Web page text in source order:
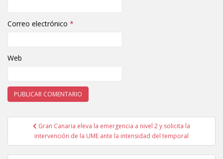
Correo electrónico *
Web
Navegación de entradas
Gran Canaria eleva la emergencia a nivel 2 y solicita la
intervención de la UME ante la intensidad del temporal